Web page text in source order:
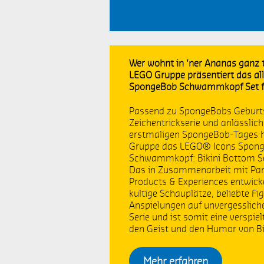
LEGO GmbH
Female Empowerment
LEGO Gruppe
Prototyp
Toy Fair
Safer Internet Day
soziales Engagement
Wer wohnt in ‘ner Ananas ganz
LEGO Gruppe präsentiert das
SpongeBob Schwammkopf Set
Passend zu SpongeBobs
Zeichentrickserie und
erstmaligen SpongeBob-Tages
Gruppe das LEGO® Icons
Schwammkopf: Bikini Bottom
Das in Zusammenarbeit mit
Products & Experiences
kultige Schauplätze, beliebte
Anspielungen auf
Serie und ist somit eine
den Geist und den Humor von
Mehr erfahren